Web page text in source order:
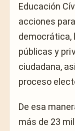
Educación
acciones
democrática,
públicas y
ciudadana,
proceso
De esa
más de 23